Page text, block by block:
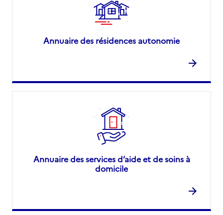
Annuaire des résidences autonomie
Annuaire des services d’aide et de soins à
domicile